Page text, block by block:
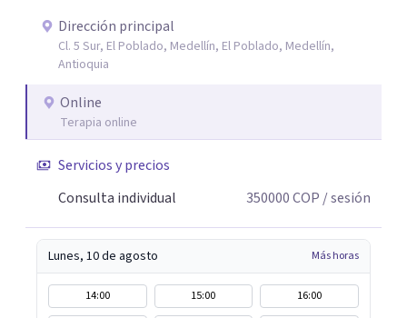
interacción 3- Soporte emocional: acompañamiento
para la gestión del duelo afectivo
Dirección principal
Cl. 5 Sur, El Poblado, Medellín, El Poblado, Medellín,
Antioquia
Online
Terapia online
Servicios y precios
Consulta individual
350000COP / sesión
Lunes, 10 de agosto Más horas
14:00 15:00
16:00